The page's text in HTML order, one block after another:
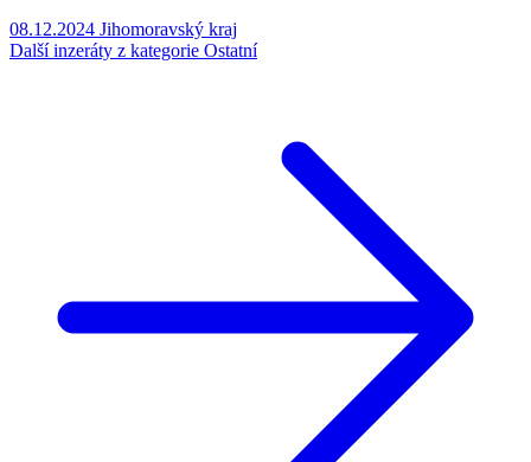
08.12.2024 Jihomoravský kraj
Další inzeráty z kategorie Ostatní